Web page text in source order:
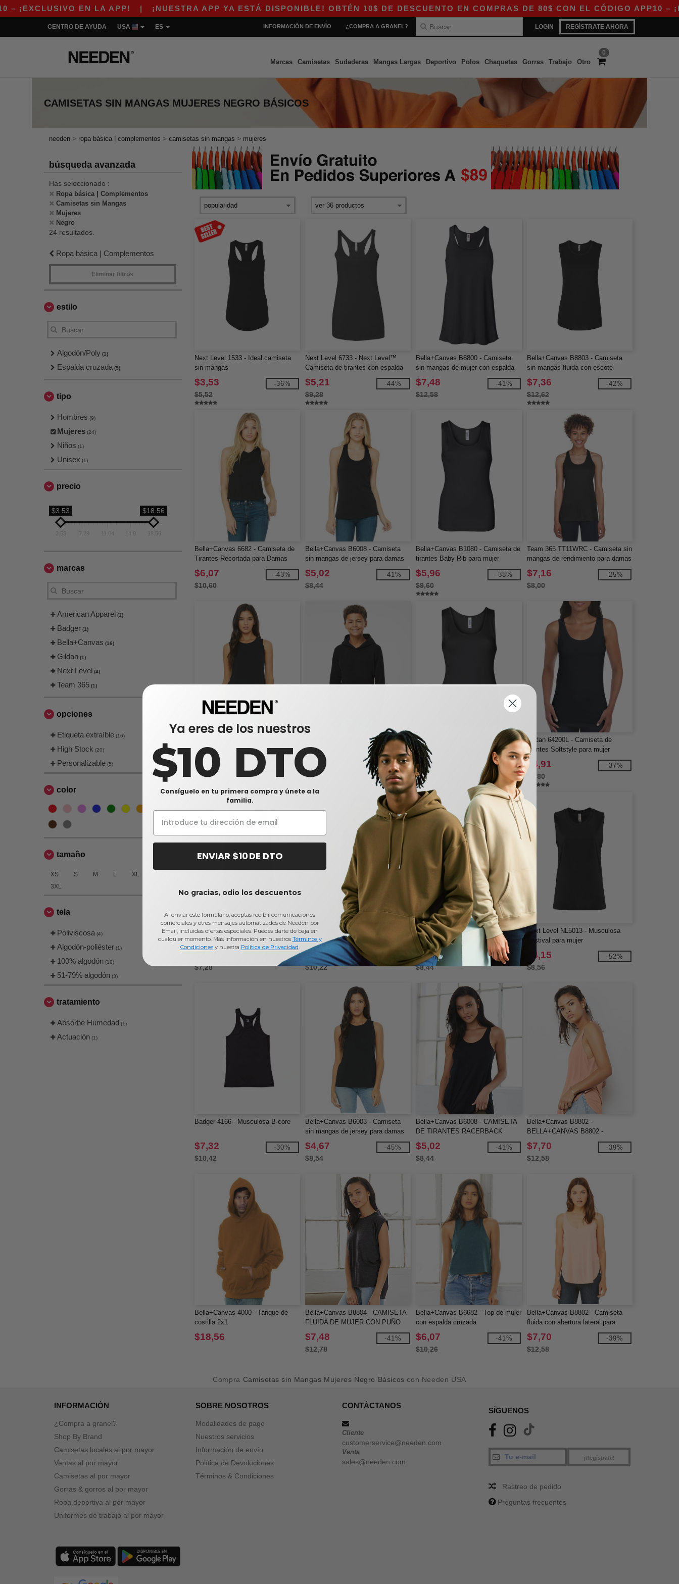
EN LA APP!|¡NUESTRA APP YA ESTÁ DISPONIBLE! OBTÉN 10$ DE DESCUENTO EN COMPRAS DE 80$ CON EL CÓDIGO APP10 –
LOGIN REGÍSTRATE AHORA
CENTRO DE AYUDA USA ES INFORMACIÓN DE ENVÍO ¿COMPRA A GRANEL?
0
Marcas Camisetas Sudaderas Mangas Largas Deportivo Polos Chaquetas Gorras Trabajo Otro
CAMISETAS SIN MANGAS MUJERES NEGRO BÁSICOS
needen > ropa básica | complementos > camisetas sin mangas > mujeres
búsqueda avanzada
Has seleccionado :
Ropa básica | Complementos
Camisetas sin Mangas
Mujeres
Negro
24 resultados.
Ropa básica | Complementos
Eliminar filtros
estilo
Algodón/Poly (1)
Espalda cruzada (5)
tipo
Hombres (9)
Mujeres (24)
Niños (1)
Unisex (1)
precio
$3.53 $18.56
3.53 11.04 14.8 18.56
marcas
American Apparel (1)
Badger (1)
Bella+Canvas (16)
Gildan (1)
Next Level (4)
Team 365 (1)
opciones
Etiqueta extraíble (16)
High Stock (20)
Personalizable (5)
color
tamaño
XS S M L XL
3XL
tela
Poliviscosa (4)
Algodón-poliéster (1)
100% algodón (10)
51-79% algodón (3)
tratamiento
Absorbe Humedad (1)
Actuación (1)
Next Level 1533 - Ideal camiseta
sin mangas
$3,53
$5,52
-36%
Next Level 6733 - Next Level™
Camiseta de tirantes con espalda
cruzada de tri-blend para mujer
$5,21
$9,28
-44%
Bella+Canvas B8800 - Camiseta
sin mangas de mujer con espalda
deportiva fluida
$7,48
$12,58
-41%
Bella+Canvas B8803 - Camiseta
sin mangas fluida con escote
redondo para mujer
$7,36
$12,62
-42%
Bella+Canvas 6682 - Camiseta de
Tirantes Recortada para Damas
$6,07
$10,60
-43%
Bella+Canvas B6008 - Camiseta
sin mangas de jersey para damas
$5,02
$8,44
-41%
Bella+Canvas B1080 - Camiseta de
tirantes Baby Rib para mujer
$5,96
$9,60
-38%
Team 365 TT11WRC - Camiseta sin
mangas de rendimiento para damas
con espalda deportiva
$7,16
$8,00
-25%
sin mangas de jersey para damas
$4,67
$8,54
Bella+Canvas 8880 - Musculosa
suelta Boxy
$9,30
$10,54
-12%
Bella+Canvas 1080 - Camiseta sin
mangas Baby Rib
$5,96
$9,60
-38%
Gildan 64200L - Camiseta de
tirantes Softstyle para mujer
$4,91
$7,80
-37%
Next Level NL5033 - Musculosa
Festival para mujer
$7,28
-33%
2408 American Apparel Fine Jersey
Tank
$6,18
$10,22
-40%
Bella+Canvas B6008 - Camiseta de
tirantes Racerback para mujer
$5,02
$8,44
-41%
Next Level NL5013 - Musculosa
Festival para mujer
$4,15
$8,56
-52%
Badger 4166 - Musculosa B-core
$7,32
$10,42
-30%
Bella+Canvas B6003 - Camiseta
sin mangas de jersey para damas
$4,67
$8,54
-45%
Bella+Canvas B6008 - CAMISETA
DE TIRANTES RACERBACK
PARA MUJER
$5,02
$8,44
-41%
Bella+Canvas B8802 -
BELLA+CANVAS B8802 -
Musculosa con aberturas laterales
para mujer
$7,70
$12,58
-39%
Bella+Canvas 4000 - Tanque de
costilla 2x1
$18,56
Bella+Canvas B8804 - CAMISETA
FLUIDA DE MUJER CON PUÑO
ENROLLADO
$7,48
$12,78
-41%
Bella+Canvas B6682 - Top de mujer
con espalda cruzada
$6,07
$10,26
-41%
Bella+Canvas B8802 - Camiseta
fluida con abertura lateral para
mujer
$7,70
$12,58
-39%
Compra Camisetas sin Mangas Mujeres Negro Básicos con Needen USA
INFORMACIÓN
¿Compra a granel?
Shop By Brand
Camisetas locales al por mayor
Ventas al por mayor
Camisetas al por mayor
Gorras & gorros al por mayor
Ropa deportiva al por mayor
Uniformes de trabajo al por mayor
SOBRE NOSOTROS
Modalidades de pago
Nuestros servicios
Información de envío
Política de Devoluciones
Términos & Condiciones
CONTÁCTANOS
Cliente
customerservice@needen.com
Venta
sales@needen.com
SÍGUENOS
¡Regístrate!
Rastreo de pedido
Preguntas frecuentes
Ya eres de los nuestros
$10 DTO
Consíguelo en tu primera compra y únete a la
familia.
ENVIAR $10 DE DTO
No gracias, odio los descuentos
Al enviar este formulario, aceptas recibir comunicaciones
comerciales y otros mensajes automatizados de Needen por
Email, incluidas ofertas especiales. Puedes darte de baja en
cualquier momento. Más información en nuestros Términos y
Condicionesy nuestra Política de Privacidad.